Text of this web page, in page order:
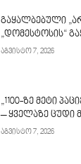
გაყალბებული
„დომესტოსის“
აგვისტო 7, 2026
„1100-ზე მეტი
– ყველაზე ცუდი
აგვისტო 7, 2026